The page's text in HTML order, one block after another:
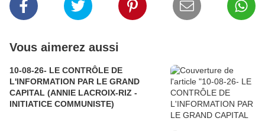
Vous aimerez aussi
10-08-26- LE CONTRÔLE DE
L'INFORMATION PAR LE GRAND
CAPITAL (ANNIE LACROIX-RIZ -
INITIATICE COMMUNISTE)